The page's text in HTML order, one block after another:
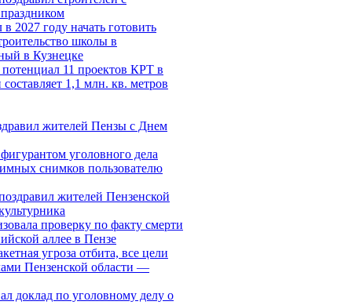
2027 году начать готовить
школы в
в Кузнецке
11 проектов КРТ в
1,1 млн. кв. метров
жителей Пензы с Днем
уголовного дела
снимков пользователю
жителей Пензенской
проверку по факту смерти
аллее в Пензе
угроза отбита, все цели
Пензенской области —
доклад по уголовному делу о